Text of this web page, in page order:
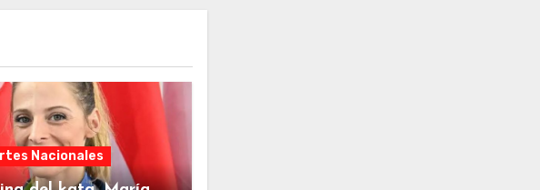
Nacionales